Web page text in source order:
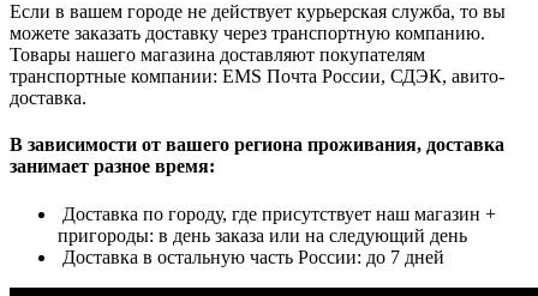
Если в вашем городе не действует курьерская служба, то вы
можете заказать доставку через транспортную компанию.
Товары нашего магазина доставляют покупателям
транспортные компании: EMS Почта России, СДЭК, авито-
доставка.
В зависимости от вашего региона проживания, доставка
занимает разное время:
Доставка по городу, где присутствует наш магазин +
пригороды: в день заказа или на следующий день
Доставка в остальную часть России: до 7 дней